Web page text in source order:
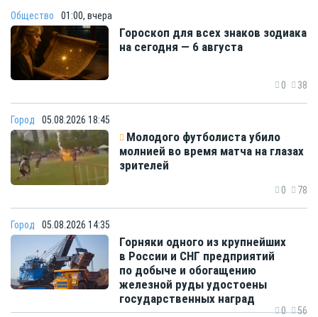
01:00, вчера
Общество
Гороскоп для всех знаков зодиака
на сегодня — 6 августа
0 38
05.08.2026 18:45
Город
Молодого футболиста убило
молнией во время матча на глазах
зрителей
0 78
05.08.2026 14:35
Город
Горняки одного из крупнейших
в России и СНГ предприятий
по добыче и обогащению
железной руды удостоены
государственных наград
0 56